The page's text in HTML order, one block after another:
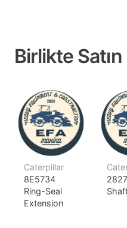
Birlikte
Caterpillar
8E5734
Ring-Seal
Extension